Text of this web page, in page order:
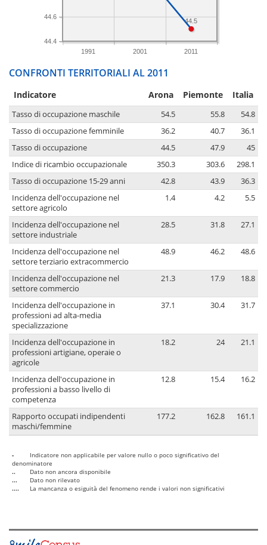
1991 2001 2011
44.4
44.6
44.5
CONFRONTI TERRITORIALI AL 2011
Indicatore Arona Piemonte Italia
Tasso di occupazione maschile 54.5 55.8
54.8
Tasso di occupazione femminile
36.2 40.7
36.1
Tasso di occupazione
44.5 47.9
45
Indice di ricambio occupazionale
350.3 303.6
298.1
Tasso di occupazione 15-29 anni
42.8 43.9
36.3
Incidenza dell'occupazione nel
settore agricolo
1.4 4.2 5.5
Incidenza dell'occupazione nel
settore industriale
28.5 31.8 27.1
Incidenza dell'occupazione nel
settore terziario extracommercio
48.9 46.2 48.6
Incidenza dell'occupazione nel
settore commercio
21.3 17.9 18.8
Incidenza dell'occupazione in
professioni ad alta-media
specializzazione
37.1 30.4 31.7
Incidenza dell'occupazione in
professioni artigiane, operaie o
agricole
18.2 24 21.1
Incidenza dell'occupazione in
professioni a basso livello di
competenza
12.8 15.4 16.2
Rapporto occupati indipendenti
maschi/femmine
177.2 162.8 161.1
-
Indicatore non applicabile per valore nullo o poco significativo del
denominatore
..
Dato non ancora disponibile
...
Dato non rilevato
....
La mancanza o esiguità del fenomeno rende i valori non significativi